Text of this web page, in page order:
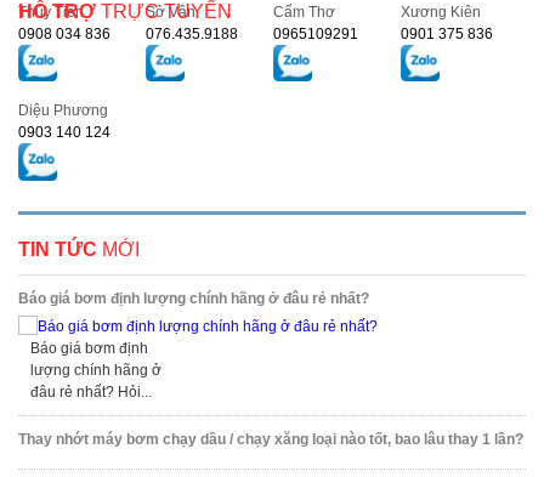
HỖ TRỢ TRỰC TUYẾN
Thủy Tiên
0908 034 836
Sở Vân
076.435.9188
Cẩm Thơ
0965109291
Xương Kiên
0901 375 836
Diệu Phương
0903 140 124
TIN TỨC MỚI
Báo giá bơm định lượng chính hãng ở đâu rẻ nhất?
Báo giá bơm định
lượng chính hãng ở
đâu rẻ nhất? Hỏi...
Thay nhớt máy bơm chạy dầu / chạy xăng loại nào tốt, bao lâu thay 1 lần?